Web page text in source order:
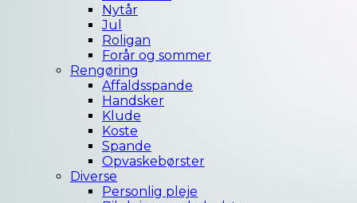
Nytår
Jul
Roligan
Forår og sommer
Rengøring
Affaldsspande
Handsker
Klude
Koste
Spande
Opvaskebørster
Diverse
Personlig pleje